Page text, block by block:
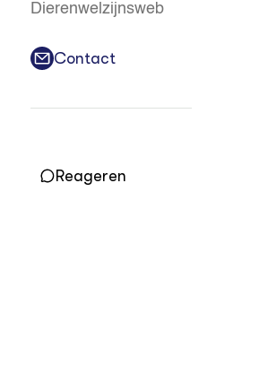
base
Dierenwelzijnsweb
Contact
Reageren